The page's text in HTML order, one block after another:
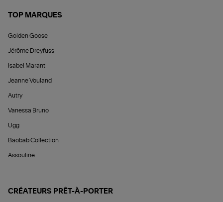
TOP MARQUES
Golden Goose
Jérôme Dreyfuss
Isabel Marant
Jeanne Vouland
Autry
Vanessa Bruno
Ugg
Baobab Collection
Assouline
CRÉATEURS PRÊT-À-PORTER